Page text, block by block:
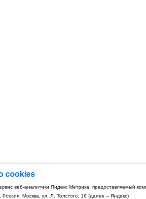
cookies
веб-аналитики Яндекс Метрика, предоставляемый
Москва, ул. Л. Толстого, 16 (далее – Яндекс)